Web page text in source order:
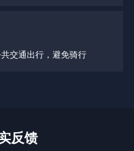
交通出行，避免骑行
反馈